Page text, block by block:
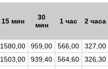
15 мин
30
мин
1 час 2 часа
1580,00 959,00 566,00
327,00
1503,00 939,40 564,60
326,30